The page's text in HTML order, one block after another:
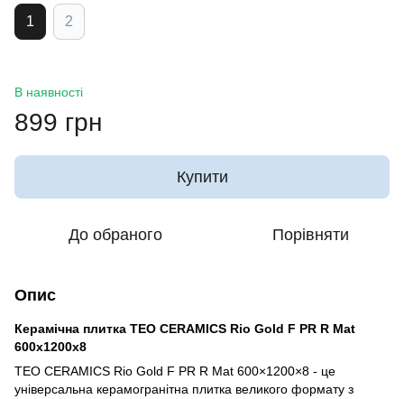
1 2
В наявності
899 грн
Купити
До обраного Порівняти
Опис
Керамічна плитка TEO CERAMICS Rio Gold F PR R Mat
600х1200х8
TEO CERAMICS Rio Gold F PR R Mat 600×1200×8 - це
універсальна керамогранітна плитка великого формату з